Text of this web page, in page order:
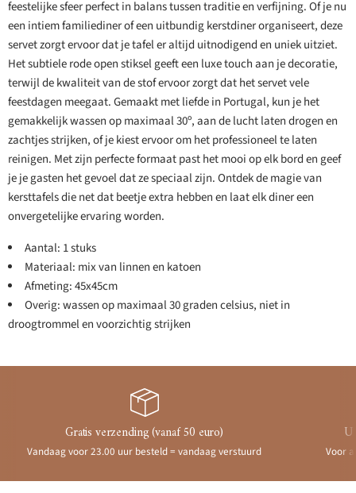
feestelijke sfeer perfect in balans tussen traditie en verfijning. Of je nu
een intiem familiediner of een uitbundig kerstdiner organiseert, deze
servet zorgt ervoor dat je tafel er altijd uitnodigend en uniek uitziet.
Het subtiele rode open stiksel geeft een luxe touch aan je decoratie,
terwijl de kwaliteit van de stof ervoor zorgt dat het servet vele
feestdagen meegaat. Gemaakt met liefde in Portugal, kun je het
gemakkelijk wassen op maximaal 30º, aan de lucht laten drogen en
zachtjes strijken, of je kiest ervoor om het professioneel te laten
reinigen. Met zijn perfecte formaat past het mooi op elk bord en geef
je je gasten het gevoel dat ze speciaal zijn. Ontdek de magie van
kersttafels die net dat beetje extra hebben en laat elk diner een
onvergetelijke ervaring worden.
Aantal: 1 stuks
Materiaal: mix van linnen en katoen
Afmeting: 45x45cm
Overig: wassen op maximaal 30 graden celsius, niet in
droogtrommel en voorzichtig strijken
Gratis verzending (vanaf 50 euro)
Vandaag voor 23.00 uur besteld = vandaag verstuurd Voor